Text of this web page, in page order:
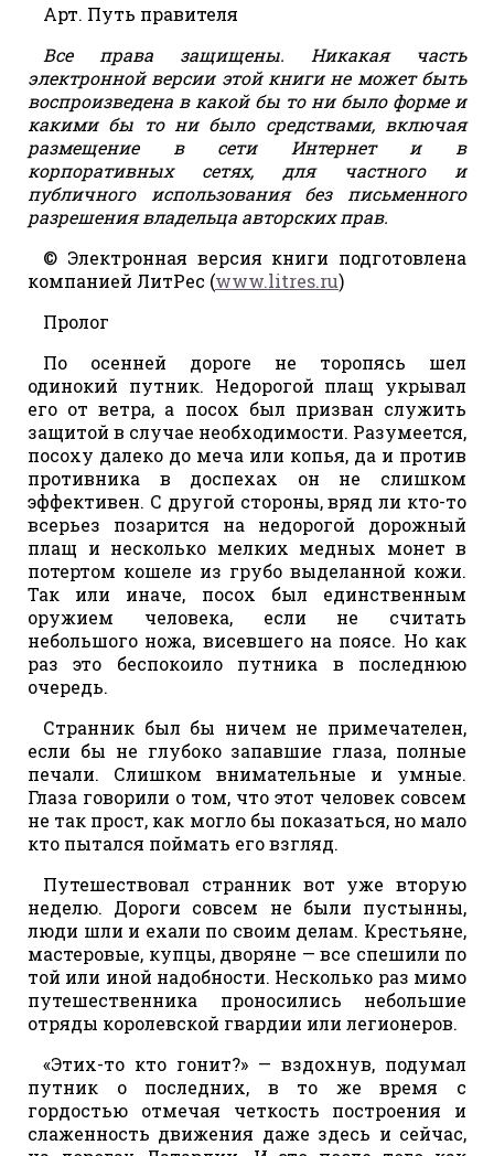
Арт. Путь правителя
Все права защищены. Никакая часть
электронной версии этой книги не может быть
воспроизведена в какой бы то ни было форме и
какими бы то ни было средствами, включая
размещение в сети Интернет и в
корпоративных сетях, для частного и
публичного использования без письменного
разрешения владельца авторских прав.
© Электронная версия книги подготовлена
компанией ЛитРес (www.litres.ru)
Пролог
По осенней дороге не торопясь шел
одинокий путник. Недорогой плащ укрывал
его от ветра, а посох был призван служить
защитой в случае необходимости. Разумеется,
посоху далеко до меча или копья, да и против
противника в доспехах он не слишком
эффективен. С другой стороны, вряд ли кто-то
всерьез позарится на недорогой дорожный
плащ и несколько мелких медных монет в
потертом кошеле из грубо выделанной кожи.
Так или иначе, посох был единственным
оружием человека, если не считать
небольшого ножа, висевшего на поясе. Но как
раз это беспокоило путника в последнюю
очередь.
Странник был бы ничем не примечателен,
если бы не глубоко запавшие глаза, полные
печали. Слишком внимательные и умные.
Глаза говорили о том, что этот человек совсем
не так прост, как могло бы показаться, но мало
кто пытался поймать его взгляд.
Путешествовал странник вот уже вторую
неделю. Дороги совсем не были пустынны,
люди шли и ехали по своим делам. Крестьяне,
мастеровые, купцы, дворяне — все спешили по
той или иной надобности. Несколько раз мимо
путешественника проносились небольшие
отряды королевской гвардии или легионеров.
«Этих-то кто гонит?» — вздохнув, подумал
путник о последних, в то же время с
гордостью отмечая четкость построения и
слаженность движения даже здесь и сейчас,